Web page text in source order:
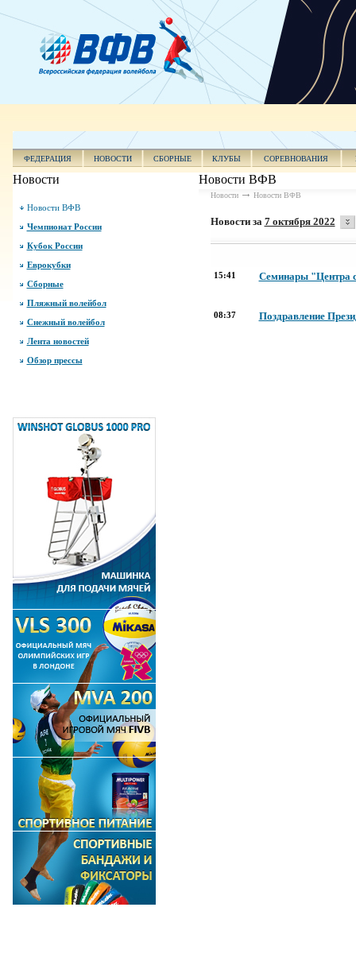
ФЕДЕРАЦИЯ НОВОСТИ СБОРНЫЕ КЛУБЫ СОРЕВНОВАНИЯ
Новости
Новости ВФВ
Чемпионат России
Кубок России
Еврокубки
Сборные
Пляжный волейбол
Снежный волейбол
Лента новостей
Обзор прессы
Новости ВФВ
Новости Новости ВФВ
Новости за 7 октября 2022
15:41 Семинары "Центра
08:37 Поздравление